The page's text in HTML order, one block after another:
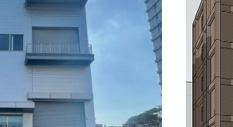
房新建工程